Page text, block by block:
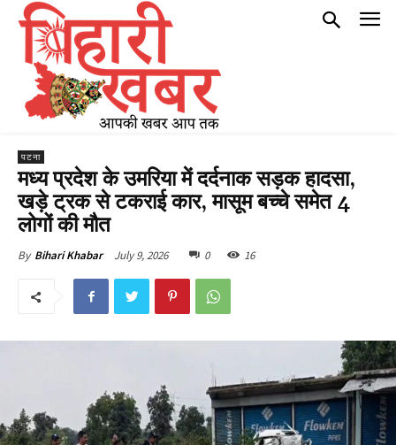
पटना
मध्य प्रदेश के उमरिया में दर्दनाक सड़क हादसा,
खड़े ट्रक से टकराई कार, मासूम बच्चे समेत 4
लोगों की मौत
By Bihari Khabar July 9, 2026 0 16